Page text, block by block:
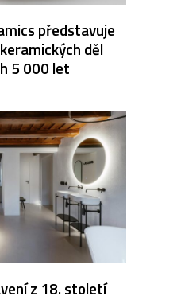
představuje
děl
5 000 let
z 18. století